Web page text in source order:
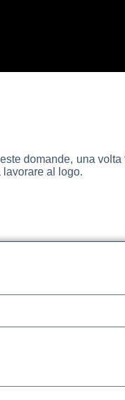
domande, una volta
al logo.